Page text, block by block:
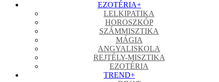
EZOTÉRIA+
LELKIPATIKA
HOROSZKÓP
SZÁMMISZTIKA
MÁGIA
ANGYALISKOLA
REJTÉLY-MISZTIKA
EZOTÉRIA
TREND+